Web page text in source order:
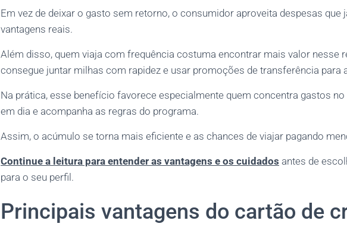
Em vez de deixar o gasto sem retorno, o consumidor aproveita despesas que
vantagens reais.
Além disso, quem viaja com frequência costuma encontrar mais valor nesse
consegue juntar milhas com rapidez e usar promoções de transferência para
Na prática, esse benefício favorece especialmente quem concentra gastos no
em dia e acompanha as regras do programa.
Assim, o acúmulo se torna mais eficiente e as chances de viajar pagando
Continue a leitura para entender as vantagens e os cuidados antes de
para o seu perfil.
Principais vantagens do cartão de